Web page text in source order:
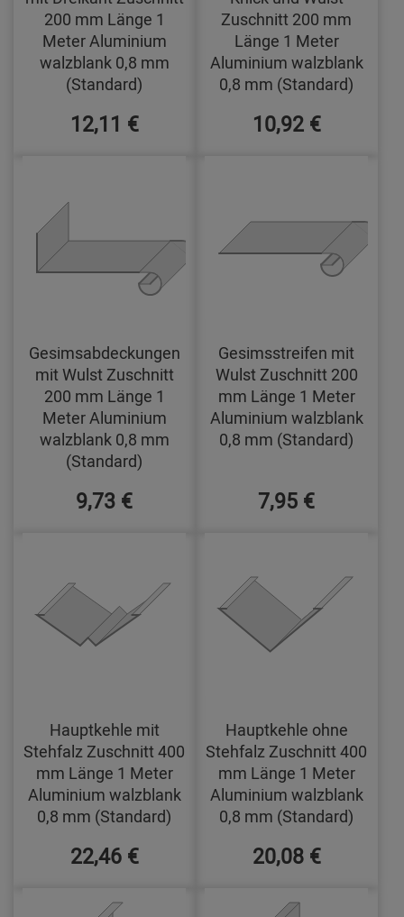
200 mm Länge 1
Meter Aluminium
walzblank 0,8 mm
(Standard)
12,11 €
Zuschnitt 200 mm
Länge 1 Meter
Aluminium walzblank
0,8 mm (Standard)
10,92 €
Gesimsabdeckungen
mit Wulst Zuschnitt
200 mm Länge 1
Meter Aluminium
walzblank 0,8 mm
(Standard)
9,73 €
Gesimsstreifen mit
Wulst Zuschnitt 200
mm Länge 1 Meter
Aluminium walzblank
0,8 mm (Standard)
7,95 €
Hauptkehle mit
Stehfalz Zuschnitt 400
mm Länge 1 Meter
Aluminium walzblank
0,8 mm (Standard)
22,46 €
Hauptkehle ohne
Stehfalz Zuschnitt 400
mm Länge 1 Meter
Aluminium walzblank
0,8 mm (Standard)
20,08 €